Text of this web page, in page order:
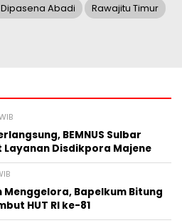
Abadi Rawajitu Timur
BEMNUS Sulbar
Disdikpora Majene
Bapelkum Bitung
HUT RI ke-81